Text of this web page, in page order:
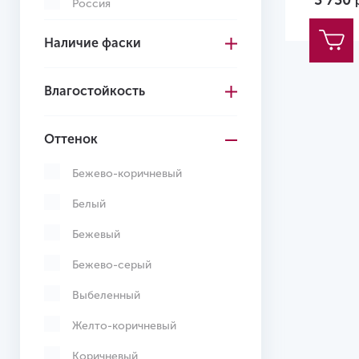
Россия
Швейцария
Наличие фаски
Влагостойкость
Оттенок
Бежево-коричневый
Белый
Бежевый
Бежево-серый
Выбеленный
Желто-коричневый
Коричневый